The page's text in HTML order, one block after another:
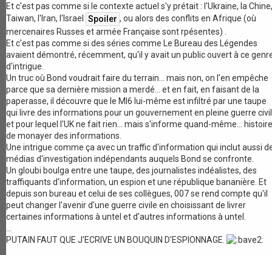
Et c'est pas comme si le contexte actuel s'y prétait : l'Ukraine, la Chine,
Taiwan, l'Iran, l'Israel
, ou alors des conflits en Afrique (où
mercenaires Russes et armée Française sont rpésentes) .
Et c'est pas comme si des séries comme Le Bureau des Légendes
avaient démontré, récemment, qu'il y avait un public ouvert à ce
d'intrigue.
Un truc où Bond voudrait faire du terrain... mais non, on l'en empêche
parce que sa dernière mission a merdé... et en fait, en faisant de la
paperasse, il découvre que le MI6 lui-même est infiltré par une taupe
qui livre des informations pour un gouvernement en pleine guerre
et pour lequel l'UK ne fait rien... mais s'informe quand-même... histoire
de monayer des informations.
Une intrigue comme ça avec un traffic d'information qui inclut aussi
médias d'investigation indépendants auquels Bond se confronte.
Un gloubi boulga entre une taupe, des journalistes indéalistes, des
traffiquants d'information, un espion et une république bananière. Et
depuis son bureau et celui de ses collègues, 007 se rend compte qu'il
peut changer l'avenir d'une guerre civile en choisissant de livrer
certaines informations à untel et d'autres informations à untel.
PUTAIN FAUT QUE J'ECRIVE UN BOUQUIN D'ESPIONNAGE.